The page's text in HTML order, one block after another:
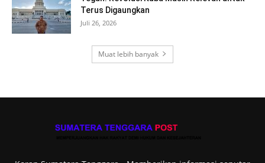
Terus Digaungkan
Juli 26, 2026
Muat lebih banyak